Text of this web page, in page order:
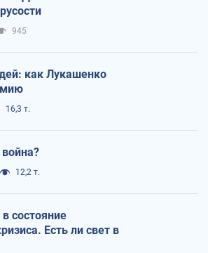
945
как Лукашенко
16,3 т.
12,2 т.
состояние
Есть ли свет в